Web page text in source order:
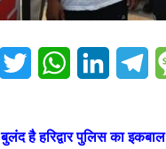
i
बुलंद है हरिद्वार पुलिस का इकबाल